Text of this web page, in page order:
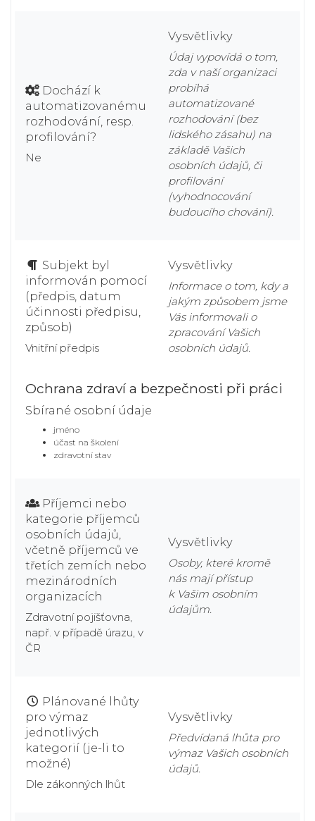
Dochází k
automatizovanému
rozhodování, resp.
profilování?
Ne
Vysvětlivky
Údaj vypovídá o tom,
zda v naší organizaci
probíhá
automatizované
rozhodování (bez
lidského zásahu) na
základě Vašich
osobních údajů, či
profilování
(vyhodnocování
budoucího chování).
Subjekt byl
informován pomocí
(předpis, datum
účinnosti předpisu,
způsob)
Vnitřní předpis
Vysvětlivky
Informace o tom, kdy a
jakým způsobem jsme
Vás informovali o
zpracování Vašich
osobních údajů.
Ochrana zdraví a bezpečnosti při práci
Sbírané osobní údaje
jméno
účast na školení
zdravotní stav
Příjemci nebo
kategorie příjemců
osobních údajů,
včetně příjemců ve
třetích zemích nebo
mezinárodních
organizacích
Zdravotní pojišťovna,
např. v případě úrazu, v
ČR
Vysvětlivky
Osoby, které kromě
nás mají přístup
k Vašim osobním
údajům.
Plánované lhůty
pro výmaz
jednotlivých
kategorií (je-li to
možné)
Dle zákonných lhůt
Vysvětlivky
Předvídaná lhůta pro
výmaz Vašich osobních
údajů.